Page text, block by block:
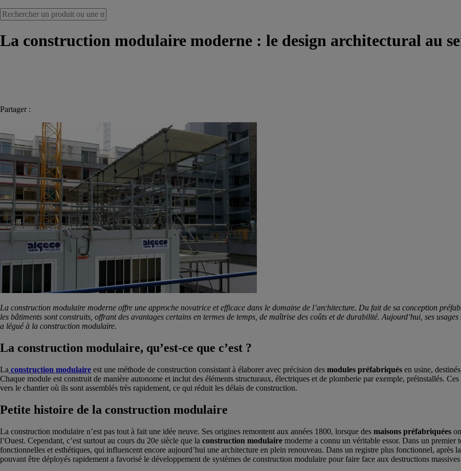
La construction modulaire moderne : le design architectural au
Partager :
La construction modulaire moderne offre une approche novatrice et efficace dans le domaine de l’architecture. Du fait de sa conception
les bâtiments sont construits, offrant des avantages certains en termes de temps, de maîtrise des coûts et de durabilité. Aujourd’hui, ses
a légué à la construction modulaire.
La construction modulaire, qu’est-ce que c’est ?
La construction modulaire est une méthode de construction consistant à élaborer avec précision des modules préfabriqués en usine,
Chaque module est construit de manière autonome et inclut des éléments structuraux, électriques et de plomberie par exemple, préinstallés.
vers le chantier où ils sont assemblés très rapidement, ce qui réduit les délais de construction.
Petite histoire de la construction modulaire
La construction modulaire n’est pas tout à fait une idée neuve. Ses origines remontent aux années 1800, lorsque des maisons préfabriquées
l’Ouest. Cependant, c’est surtout au cours du 20e siècle que la construction modulaire moderne a connu un véritable essor. Dans un premier
fonctionnelles et esthétiques, qui influencent encore aujourd’hui une architecture en plein renouveau. Dans un registre plus fonctionnel, après
pouvant être déployés rapidement a favorisé le développement de systèmes de construction modulaire pour faire face aux destructions